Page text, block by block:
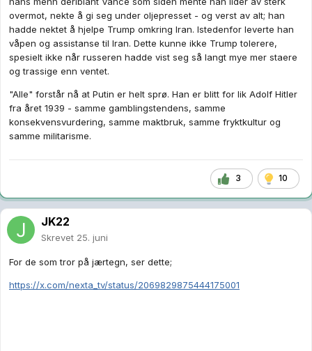
overmot, nekte å gi seg under oljepresset - og verst av alt; han
hadde nektet å hjelpe Trump omkring Iran. Istedenfor leverte han
våpen og assistanse til Iran. Dette kunne ikke Trump tolerere,
spesielt ikke når russeren hadde vist seg så langt mye mer staere
og trassige enn ventet.
"Alle" forstår nå at Putin er helt sprø. Han er blitt for lik Adolf Hitler
fra året 1939 - samme gamblingstendens, samme
konsekvensvurdering, samme maktbruk, samme fryktkultur og
samme militarisme.
3 10
JK22
Skrevet 25. juni
For de som tror på jærtegn, ser dette;
https://x.com/nexta_tv/status/2069829875444175001